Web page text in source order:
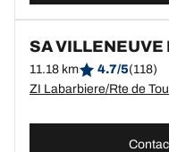
SA VILLENEUVE
11.18 km 4.7/5(118)